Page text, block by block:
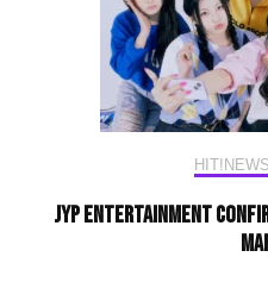
HIT!NEWS
JYP Entertainment